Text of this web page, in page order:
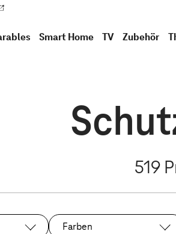
Tab geöffnet)
Smart Home TV Zubehör
519
Farben